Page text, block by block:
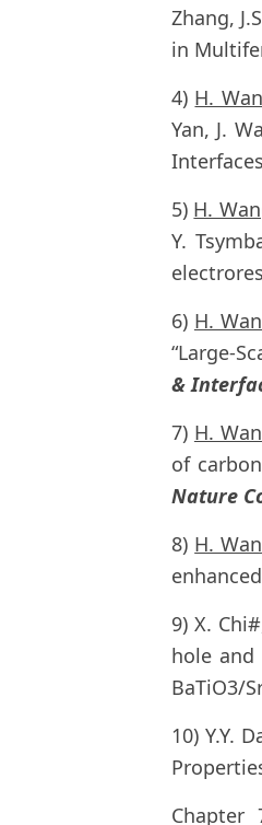
Zhang,
in
4) H.
Yan, J.
5) H.
Y.
6) H.
“Large-
&
7) H.
of
Nature
8) H.
9) X.
hole and
BaTiO3/
10) Y.Y.
Chapter